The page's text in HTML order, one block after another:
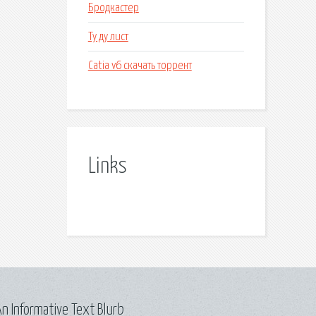
Бродкастер
Ту ду лист
Catia v6 скачать торрент
Links
Informative Text Blurb